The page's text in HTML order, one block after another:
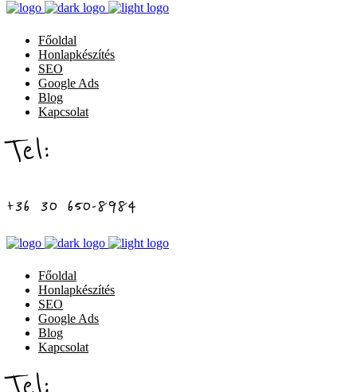
Főoldal
Honlapkészítés
SEO
Google Ads
Blog
Kapcsolat
Tel:
+36 30 650-8984
Főoldal
Honlapkészítés
SEO
Google Ads
Blog
Kapcsolat